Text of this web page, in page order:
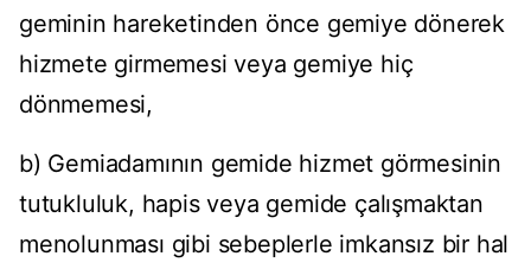
geminin hareketinden önce gemiye dönerek
hizmete girmemesi veya gemiye hiç
dönmemesi,
b) Gemiadamının gemide hizmet görmesinin
tutukluluk, hapis veya gemide çalışmaktan
menolunması gibi sebeplerle imkansız bir hal